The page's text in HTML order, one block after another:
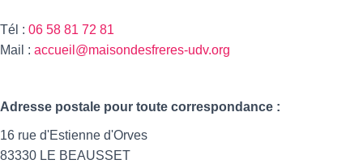
Tél : 06 58 81 72 81
Mail : accueil@maisondesfreres-udv.org
Adresse postale pour toute correspondance :
16 rue d'Estienne d'Orves
83330 LE BEAUSSET